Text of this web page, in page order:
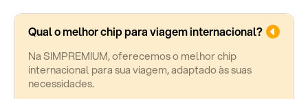
Qual o melhor chip para viagem internacional?
Na SIMPREMIUM, oferecemos o melhor chip
internacional para sua viagem, adaptado às suas
necessidades.